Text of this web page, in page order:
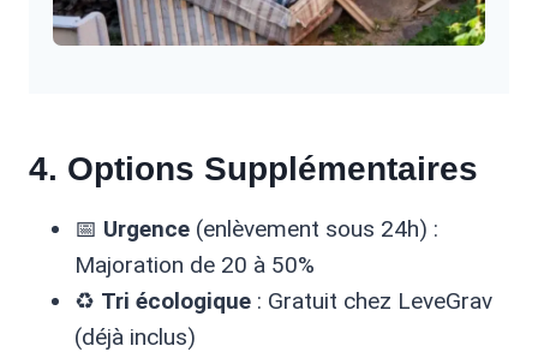
4. Options Supplémentaires
📅 Urgence (enlèvement sous 24h) :
Majoration de 20 à 50%
♻️ Tri écologique : Gratuit chez LeveGrav
(déjà inclus)